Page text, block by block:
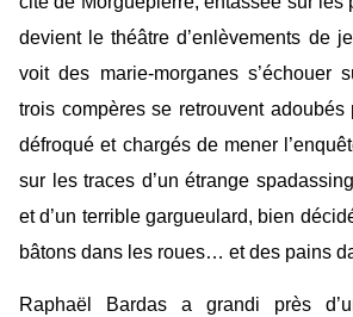
devient le théâtre d’enlèvements de
voit des marie-morganes s’échouer
trois compères se retrouvent
défroqué et chargés de mener
sur les traces d’un étrange
et d’un terrible gargueulard, bien
bâtons dans les roues… et des pains
Raphaël Bardas a grandi près